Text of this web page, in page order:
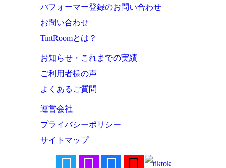
パフォーマー登録のお問い合わせ
お問い合わせ
TintRoomとは？
お知らせ・これまでの実績
ご利用者様の声
よくあるご質問
運営会社
プライバシーポリシー
サイトマップ